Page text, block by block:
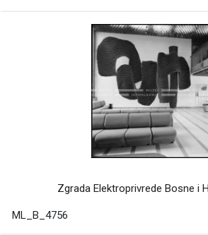
Zgrada Elektroprivrede Bosne i
ML_B_4756